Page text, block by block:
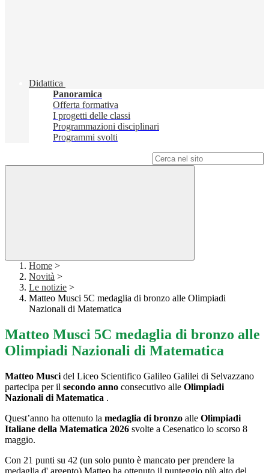
Didattica
Panoramica
Offerta formativa
I progetti delle classi
Programmazioni disciplinari
Programmi svolti
Home >
Novità >
Le notizie >
Matteo Musci 5C medaglia di bronzo alle Olimpiadi
Nazionali di Matematica
Matteo Musci 5C medaglia di bronzo alle
Olimpiadi Nazionali di Matematica
Matteo Musci del Liceo Scientifico Galileo Galilei di Selvazzano
partecipa per il secondo anno consecutivo alle Olimpiadi
Nazionali di Matematica .
Quest’anno ha ottenuto la medaglia di bronzo alle Olimpiadi
Italiane della Matematica 2026 svolte a Cesenatico lo scorso 8
maggio.
Con 21 punti su 42 (un solo punto è mancato per prendere la